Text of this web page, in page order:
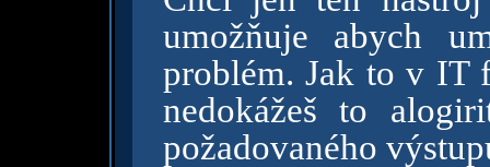
umožňuje abych
problém. Jak to v IT
nedokážeš to
požadovaného